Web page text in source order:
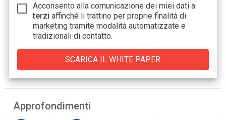
Acconsento alla comunicazione dei miei dati a
terzi affinché li trattino per proprie finalità di
marketing tramite modalità automatizzate e
tradizionali di contatto.
Approfondimenti